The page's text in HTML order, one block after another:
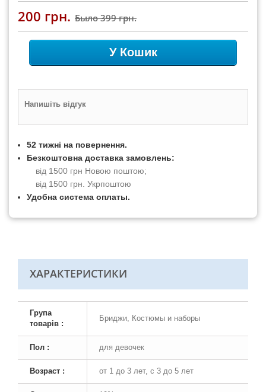
200 грн. Было399 грн.
У Кошик
Напишіть відгук
52 тижні на повернення.
Безкоштовна доставка замовлень:
від 1500 грн Новою поштою;
від 1500 грн. Укрпоштою
Удобна система оплаты.
ХАРАКТЕРИСТИКИ
Група
товарів :
Бриджи, Костюмы и наборы
Пол : для девочек
Возраст : от 1 до 3 лет, с 3 до 5 лет